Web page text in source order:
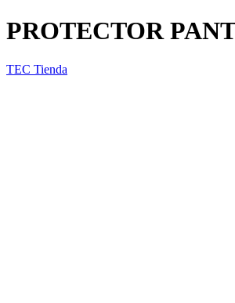
PROTECTOR
TEC Tienda